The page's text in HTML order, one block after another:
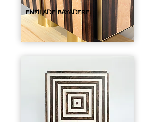
ENFILADE BAYADERE